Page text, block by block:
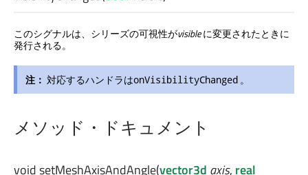
このシグナルは、シリーズの可視性がvisibleに変更されたときに
発行される。
注： 対応するハンドラはonVisibilityChanged 。
メソッド・ドキュメント
voidsetMeshAxisAndAngle(vector3d axis, real